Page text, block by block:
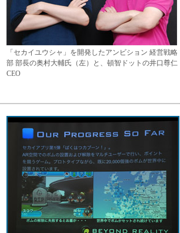
「セカイユウシャ」を開発したアンビション 経営戦略
部 部長の奥村大輔氏（左）と、頓智ドットの井口尊仁
CEO